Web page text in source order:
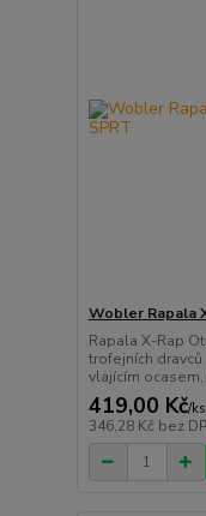
Wobler Rapala
Rapala X-Rap
trofejních
vlajícím
419,00 Kč/ks
346,28 Kč bez